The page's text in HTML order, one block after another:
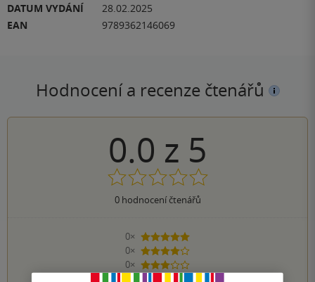
DATUM VYDÁNÍ
28.02.2025
EAN
9789362146069
Hodnocení a recenze čtenářů
0.0 z 5
0hodnocení čtenářů
0×
5 hvězdiček
0×
4 hvězdičky
0×
3 hvězdičky